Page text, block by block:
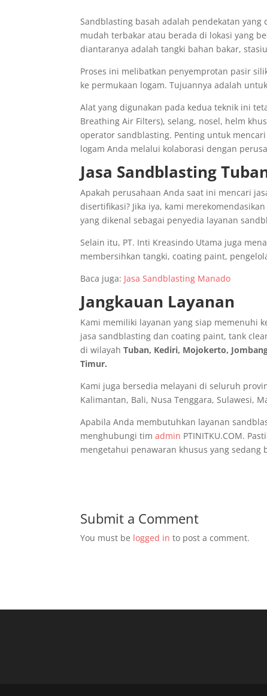
Sandblasting basah adalah pendekatan
mudah terbakar atau berada di lokasi yang
diantaranya adalah tangki bahan bakar,
Proses ini melibatkan penyemprotan pasir
ke permukaan logam. Tujuannya adalah
Alat yang digunakan pada kedua teknik ini
Breathing Air Filters), selang, nosel, helm
operator sandblasting. Penting untuk
logam Anda melalui kolaborasi dengan
Jasa Sandblasting
Apakah perusahaan Anda saat ini mencari
disertifikasi? Jika iya, kami
yang dikenal sebagai penyedia layanan
Selain itu, PT. Inti Kreasindo Utama juga
membersihkan tangki, coating paint,
Baca juga: Jasa Sandblasting Manado
Jangkauan Layanan
Kami memiliki layanan yang siap memenuhi
jasa sandblasting dan coating paint, tank
di wilayahTuban, Kediri, Mojokerto,
Timur.
Kami juga bersedia melayani di seluruh
Kalimantan, Bali, Nusa Tenggara, Sulawesi,
Apabila Anda membutuhkan layanan
menghubungi timadmin PTINITKU.COM.
mengetahui penawaran khusus yang sedang
Submit a Comment
You must be logged in to post a comment.